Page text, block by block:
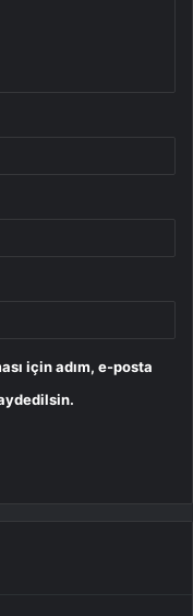
için adım, e-posta